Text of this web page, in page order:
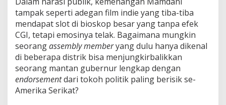
tampak seperti adegan film indie yang tiba-tiba
mendapat slot di bioskop besar yang tanpa efek
CGI, tetapi emosinya telak. Bagaimana mungkin
seorangassembly memberyang dulu hanya dikenal
di beberapa distrik bisa menjungkirbalikkan
seorang mantan gubernur lengkap dengan
endorsementdari tokoh politik paling berisik se-
Amerika Serikat?